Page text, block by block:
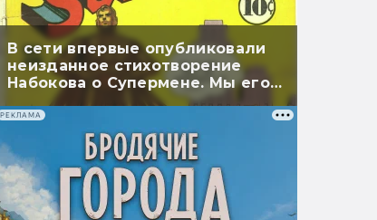
В сети впервые опубликовали
неизданное стихотворение
Набокова о Супермене. Мы его
перевели
РЕКЛАМА